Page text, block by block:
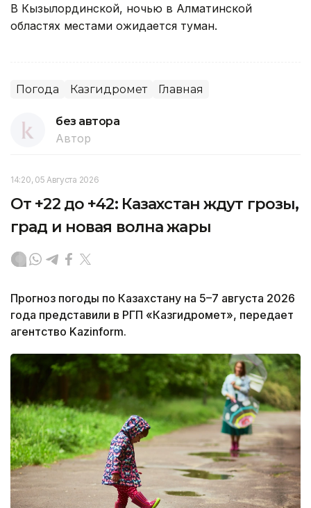
В Кызылординской, ночью в Алматинской
областях местами ожидается туман.
Погода Казгидромет Главная
без автора
Автор
14:20, 05 Августа 2026
От +22 до +42: Казахстан ждут грозы,
град и новая волна жары
Прогноз погоды по Казахстану на 5–7 августа 2026
года представили в РГП «Казгидромет», передает
агентство Kazinform.